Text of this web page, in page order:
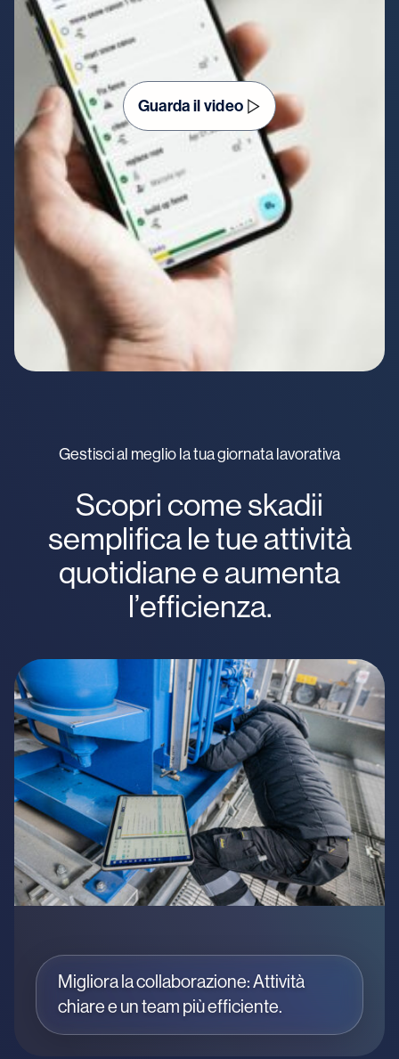
Guarda il video
Gestisci al meglio la tua giornata lavorativa
Scopri come skadii
semplifica le tue attività
quotidiane e aumenta
l’efficienza.
Migliora la collaborazione: Attività
chiare e un team più efficiente.